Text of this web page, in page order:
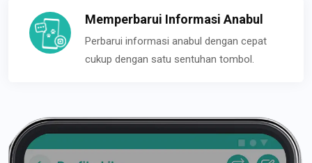
Memperbarui Informasi Anabul
Perbarui informasi anabul dengan cepat
cukup dengan satu sentuhan tombol.